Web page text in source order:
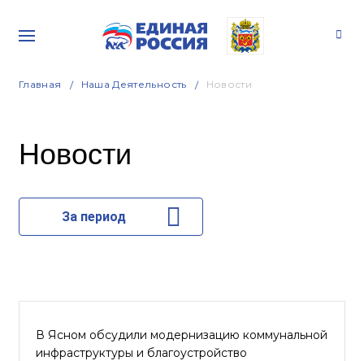
Главная Наша Деятельность Новости
Новости
За период
В Ясном обсудили модернизацию коммунальной
инфраструктуры и благоустройство